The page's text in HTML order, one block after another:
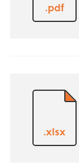
.pdf
.xlsx